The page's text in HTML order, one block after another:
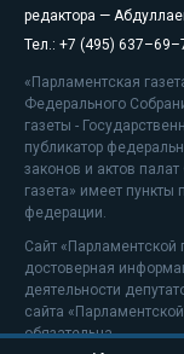
редактора —
Тел.: +7 (495)
«Парламентская
Федерального
газеты -
публикатор
законов и актов
газета» имеет пункты
федерации.
Сайт «Парламентской
достоверная
деятельности
сайта
обязательна.